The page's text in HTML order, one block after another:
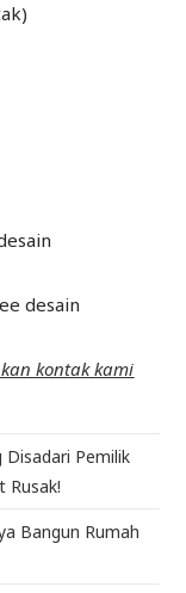
desain
kontak kami
Disadari Pemilik
Rusak!
Bangun Rumah